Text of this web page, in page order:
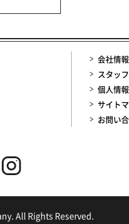
会社情報
スタッ
個人情
サイト
お問い
All Rights Reserved.